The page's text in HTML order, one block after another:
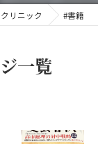
リニック #書籍
一覧